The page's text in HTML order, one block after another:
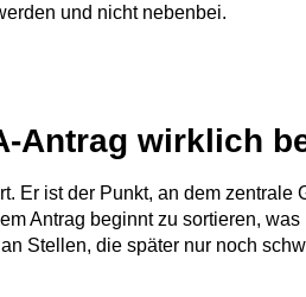
und nicht nebenbei.
Antrag wirklich
Er ist der Punkt, an dem
Antrag beginnt zu sortieren,
Stellen, die später nur noch